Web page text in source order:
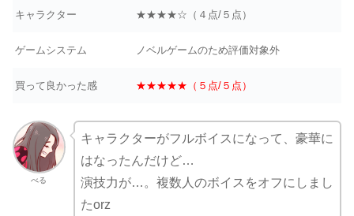
キャラクター ★★★★☆（４点/５点）
ゲームシステム ノベルゲームのため評価対象外
買って良かった感 ★★★★★（５点/５点）
べる
キャラクターがフルボイスになって、豪華に
はなったんだけど…
演技力が…。複数人のボイスをオフにしまし
たorz